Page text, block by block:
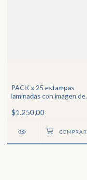
PACK x 25 estampas
laminadas con imagen de
$1.250,00